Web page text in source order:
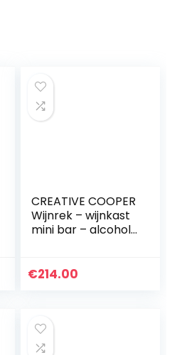
CREATIVE COOPER
Wijnrek – wijnkast
mini bar – alcohol
wijnbaar – barkast
€214.00